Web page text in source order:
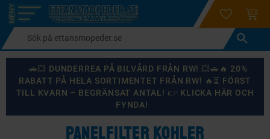
Meny
login
🚗💥 DUNDERREA PÅ BILVÅRD FRÅN RW! 💥🚗🔥 20%
RABATT PÅ HELA SORTIMENTET FRÅN RW! 🔥⏳ FÖRST
TILL KVARN – BEGRÄNSAT ANTAL! 👉 KLICKA HÄR OCH
FYNDA!
PANELFILTER KOHLER